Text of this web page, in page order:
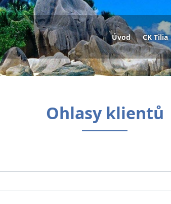
Úvod CK Tilia
Ohlasy klientů